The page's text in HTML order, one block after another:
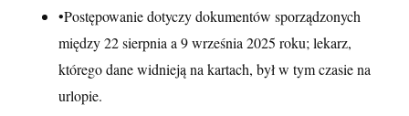
•Postępowanie dotyczy dokumentów sporządzonych
między 22 sierpnia a 9 września 2025 roku; lekarz,
którego dane widnieją na kartach, był w tym czasie na
urlopie.